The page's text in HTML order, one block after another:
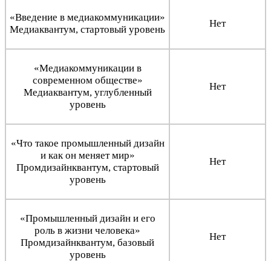
«Введение в медиакоммуникации»
Медиаквантум, стартовый уровень
Нет
«Медиакоммуникации в
современном обществе»
Медиаквантум, углубленный
уровень
Нет
«Что такое промышленный дизайн
и как он меняет мир»
Промдизайнквантум, стартовый
уровень
Нет
«Промышленный дизайн и его
роль в жизни человека»
Промдизайнквантум, базовый
уровень
Нет